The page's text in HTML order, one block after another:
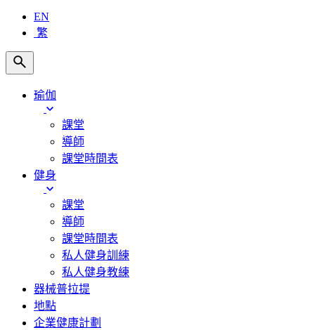
EN
繁
瑜伽
課堂
導師
課堂時間表
健身
課堂
導師
課堂時間表
私人健身訓練
私人健身教練
器械普拉提
地點
企業健康計劃